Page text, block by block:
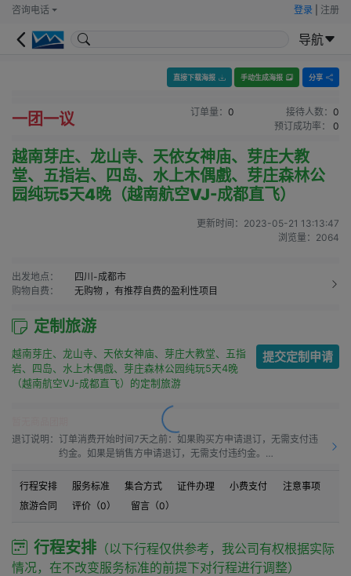
咨询电话 登录 注册
导航
直接下载海报 手动生成海报 分享
一团一议 订单量： 0 接待人数： 0
预订成功率：
0
越南芽庄、龙山寺、天依女神庙、芽庄大教
堂、五指岩、四岛、水上木偶戲、芽庄森林公
园纯玩5天4晚（越南航空VJ-成都直飞）
更新时间： 2023-05-21 13:13:47
浏览量： 2064
出发地点：
四川-成都市
购物自费：
无购物 ，有推荐自费的盈利性项目
定制旅游
越南芽庄、龙山寺、天依女神庙、芽庄大教堂、五指
岩、四岛、水上木偶戲、芽庄森林公园纯玩5天4晚
（越南航空VJ-成都直飞）的定制旅游
提交定制申请
退订说明： 订单消费开始时间7天之前：如果购买方申请退订，无需支付违
约金。如果是销售方申请退订，无需支付违约金。
购买方申请退订，需要按50.0%比例支付违约金。如果是销售方
订单消费开始时间之前4天到订单消费开始时间之前1天：如果购
请退订，需要按15.00%比例支付违约金。
订单消费开始时间之前1天到订单消费开始时间：如果购买方申
请退订，需要按80.0%比例支付违约金。如果是销售方申请退
行程安排 服务标准 集合方式 证件办理 小费支付
注意事项
旅游合同
评价（0） 留言（0）
行程安排 （以下行程仅供参考，我公司有权根据实际
情况，在不改变服务标准的前提下对行程进行调整）